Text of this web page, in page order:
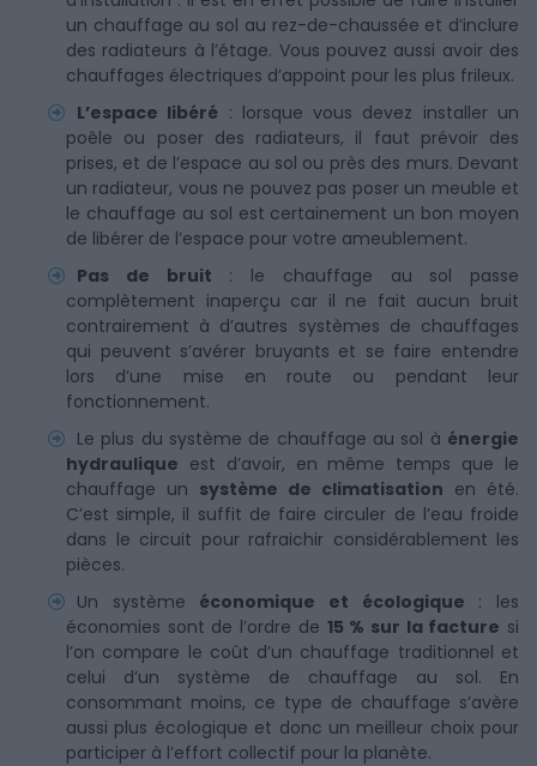
un chauffage au sol au rez-de-chaussée et d’inclure
des radiateurs à l’étage. Vous pouvez aussi avoir des
chauffages électriques d’appoint pour les plus frileux.
L’espace libéré : lorsque vous devez installer un
poêle ou poser des radiateurs, il faut prévoir des
prises, et de l’espace au sol ou près des murs. Devant
un radiateur, vous ne pouvez pas poser un meuble et
le chauffage au sol est certainement un bon moyen
de libérer de l’espace pour votre ameublement.
Pas de bruit : le chauffage au sol passe
complètement inaperçu car il ne fait aucun bruit
contrairement à d’autres systèmes de chauffages
qui peuvent s’avérer bruyants et se faire entendre
lors d’une mise en route ou pendant leur
fonctionnement.
Le plus du système de chauffage au sol à énergie
hydraulique est d’avoir, en même temps que le
chauffage un système de climatisation en été.
C’est simple, il suffit de faire circuler de l’eau froide
dans le circuit pour rafraichir considérablement les
pièces.
Un système économique et écologique : les
économies sont de l’ordre de 15 % sur la facture si
l’on compare le coût d’un chauffage traditionnel et
celui d’un système de chauffage au sol. En
consommant moins, ce type de chauffage s’avère
aussi plus écologique et donc un meilleur choix pour
participer à l’effort collectif pour la planète.